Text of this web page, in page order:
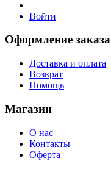
Войти
Оформление заказа
Доставка и оплата
Возврат
Помощь
Магазин
О нас
Контакты
Оферта